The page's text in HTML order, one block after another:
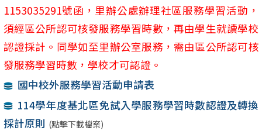
1153035291號函，里辦公處辦理社區服務學習活動，
須經區公所認可核發服務學習時數，再由學生就讀學校
認證採計。同學如至里辦公室服務，需由區公所認可核
發服務學習時數，學校才可認證。
國中校外服務學習活動申請表
114學年度基北區免試入學服務學習時數認證及轉換
採計原則 (點擊下載檔案)